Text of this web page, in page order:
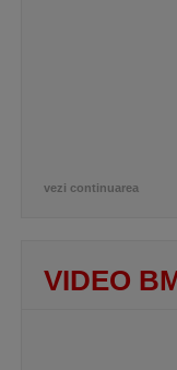
vezi continuarea
VIDEO